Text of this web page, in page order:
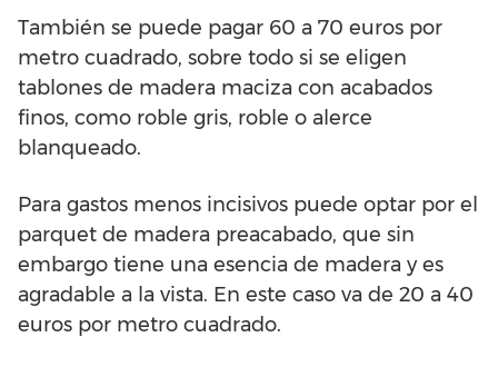
También se puede pagar 60 a 70 euros por
metro cuadrado, sobre todo si se eligen
tablones de madera maciza con acabados
finos, como roble gris, roble o alerce
blanqueado.
Para gastos menos incisivos puede optar por el
parquet de madera preacabado, que sin
embargo tiene una esencia de madera y es
agradable a la vista. En este caso va de 20 a 40
euros por metro cuadrado.